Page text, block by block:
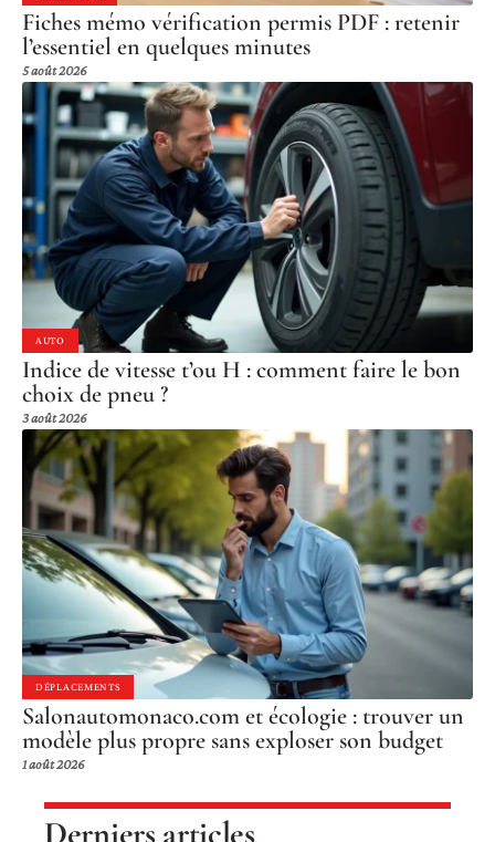
Fiches mémo vérification permis PDF : retenir
l’essentiel en quelques minutes
5 août 2026
AUTO
Indice de vitesse t’ou H : comment faire le bon
choix de pneu ?
3 août 2026
DÉPLACEMENTS
Salonautomonaco.com et écologie : trouver un
modèle plus propre sans exploser son budget
1 août 2026